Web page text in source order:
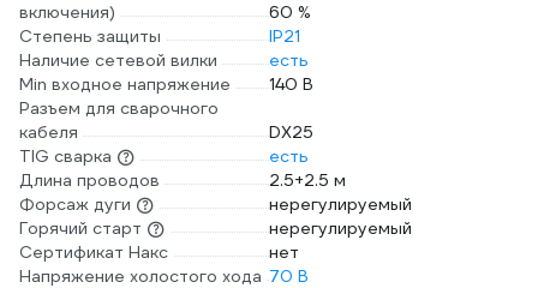
включения)
60 %
Степень защиты
IP21
Наличие сетевой вилки
есть
Min входное напряжение
140 В
Разъем для сварочного
кабеля
DX25
TIG сварка
есть
Длина проводов
2.5+2.5 м
Форсаж дуги
нерегулируемый
Горячий старт
нерегулируемый
Сертификат Накс
нет
Напряжение холостого хода 70 В